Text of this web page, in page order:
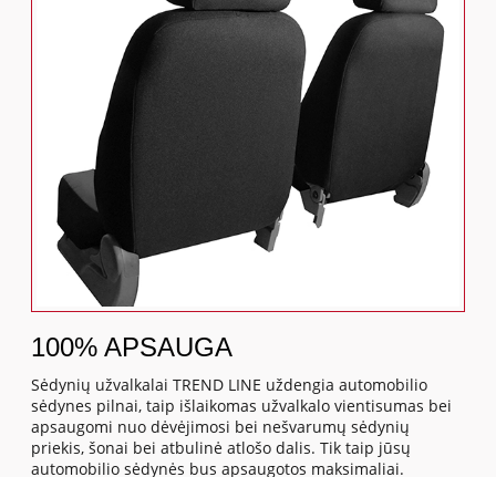
100% APSAUGA
Sėdynių užvalkalai TREND LINE uždengia automobilio
sėdynes pilnai, taip išlaikomas užvalkalo vientisumas bei
apsaugomi nuo dėvėjimosi bei nešvarumų sėdynių
priekis, šonai bei atbulinė atlošo dalis. Tik taip jūsų
automobilio sėdynės bus apsaugotos maksimaliai.